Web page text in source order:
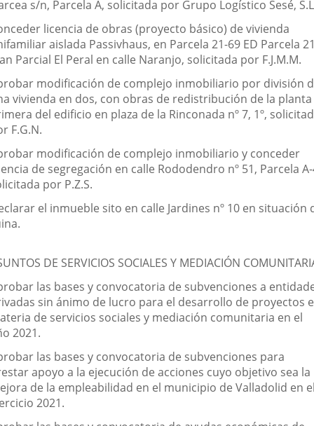
s/n, Parcela A, solicitada por Grupo Logístico Sesé,
licencia de obras (proyecto básico) de vivienda
aislada Passivhaus, en Parcela 21-69 ED Parcela
Parcial El Peral en calle Naranjo, solicitada por F.J.M.M.
modificación de complejo inmobiliario por división
vivienda en dos, con obras de redistribución de la planta
del edificio en plaza de la Rinconada nº 7, 1º,
F.G.N.
modificación de complejo inmobiliario y conceder
de segregación en calle Rododendro nº 51, Parcela
por P.Z.S.
el inmueble sito en calle Jardines nº 10 en situación
DE SERVICIOS SOCIALES Y MEDIACIÓN
las bases y convocatoria de subvenciones a
sin ánimo de lucro para el desarrollo de proyectos
de servicios sociales y mediación comunitaria en el
2021.
las bases y convocatoria de subvenciones para
apoyo a la ejecución de acciones cuyo objetivo sea la
de la empleabilidad en el municipio de Valladolid en
2021.